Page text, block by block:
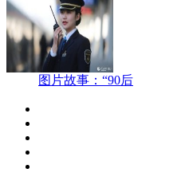
图片故事：“90后